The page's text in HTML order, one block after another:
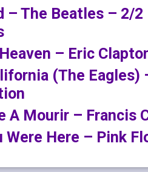
– The Beatles – 2/
– Eric
(The Eagles)
A Mourir – Francis
Were Here – Pink